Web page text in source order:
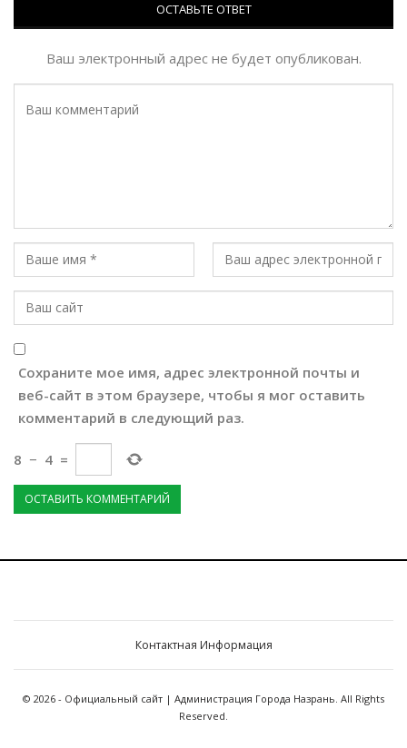
ОСТАВЬТЕ ОТВЕТ
Ваш электронный адрес не будет опубликован.
Сохраните мое имя, адрес электронной почты и
веб-сайт в этом браузере, чтобы я мог оставить
комментарий в следующий раз.
8 − 4 =
Контактная Информация
© 2026 - Официальный сайт | Администрация Города Назрань. All Rights
Reserved.